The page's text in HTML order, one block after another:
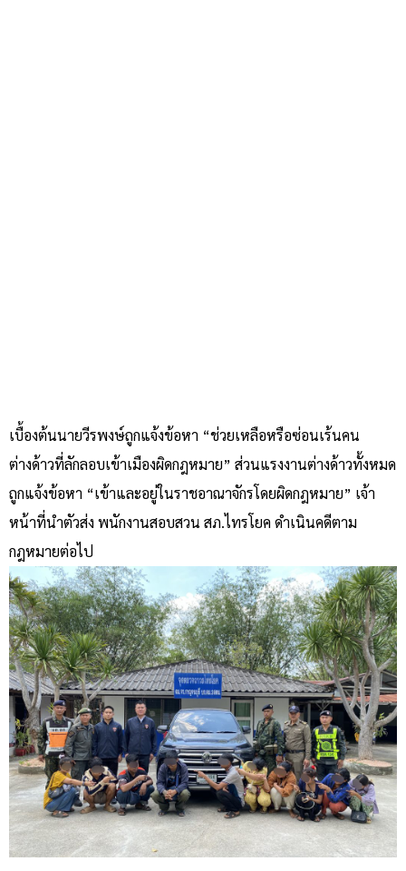
เบื้องต้นนายวีรพงษ์ถูกแจ้งข้อหา “ช่วยเหลือหรือซ่อนเร้นคน
ต่างด้าวที่ลักลอบเข้าเมืองผิดกฎหมาย” ส่วนแรงงานต่างด้าวทั้งหมด
ถูกแจ้งข้อหา “เข้าและอยู่ในราชอาณาจักรโดยผิดกฎหมาย” เจ้า
หน้าที่นำตัวส่ง พนักงานสอบสวน สภ.ไทรโยค ดำเนินคดีตาม
กฎหมายต่อไป